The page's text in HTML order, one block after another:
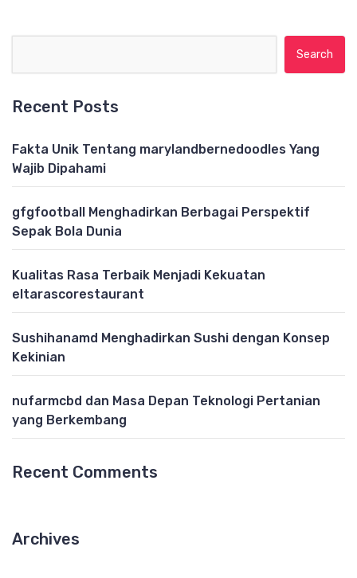
Recent Posts
Fakta Unik Tentang marylandbernedoodles Yang
Wajib Dipahami
gfgfootball Menghadirkan Berbagai Perspektif
Sepak Bola Dunia
Kualitas Rasa Terbaik Menjadi Kekuatan
eltarascorestaurant
Sushihanamd Menghadirkan Sushi dengan Konsep
Kekinian
nufarmcbd dan Masa Depan Teknologi Pertanian
yang Berkembang
Recent Comments
Archives